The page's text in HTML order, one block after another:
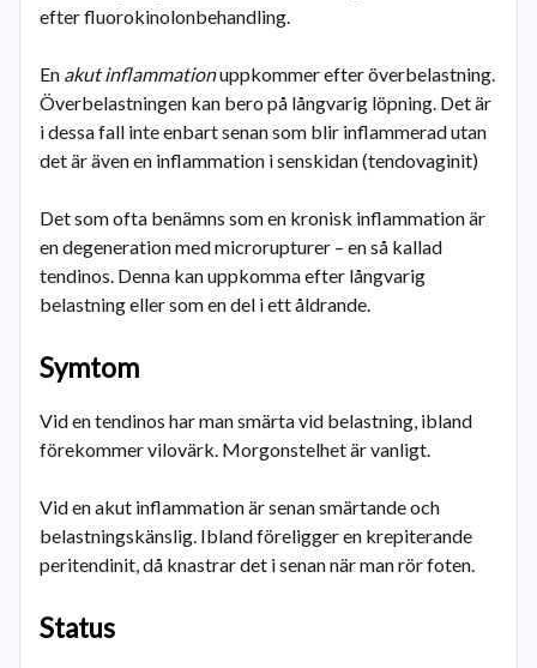
efter fluorokinolonbehandling.
En akut inflammationuppkommer efter överbelastning.
Överbelastningen kan bero på långvarig löpning. Det är
i dessa fall inte enbart senan som blir inflammerad utan
det är även en inflammation i senskidan (tendovaginit)
Det som ofta benämns som en kronisk inflammation är
en degeneration med microrupturer – en så kallad
tendinos. Denna kan uppkomma efter långvarig
belastning eller som en del i ett åldrande.
Symtom
Vid en tendinos har man smärta vid belastning, ibland
förekommer vilovärk. Morgonstelhet är vanligt.
Vid en akut inflammation är senan smärtande och
belastningskänslig. Ibland föreligger en krepiterande
peritendinit, då knastrar det i senan när man rör foten.
Status